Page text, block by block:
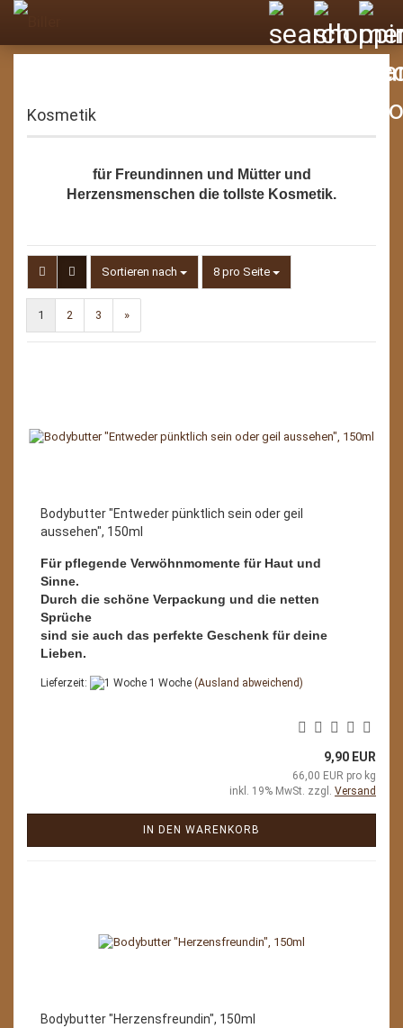
Kosmetik
für Freundinnen und Mütter und
Herzensmenschen die tollste Kosmetik.
Sortieren nach
Sortieren nach 8 pro Seite
pro Seite
1 2 3 »
Bodybutter "Entweder pünktlich sein oder geil
aussehen", 150ml
Für pflegende Verwöhnmomente für Haut und
Sinne.
Durch die schöne Verpackung und die netten
Sprüche
sind sie auch das perfekte Geschenk für deine
Lieben.
Lieferzeit: 1 Woche (Ausland abweichend)
9,90 EUR
66,00 EUR pro kg
inkl. 19% MwSt. zzgl. Versand
IN DEN WARENKORB
Bodybutter "Herzensfreundin", 150ml